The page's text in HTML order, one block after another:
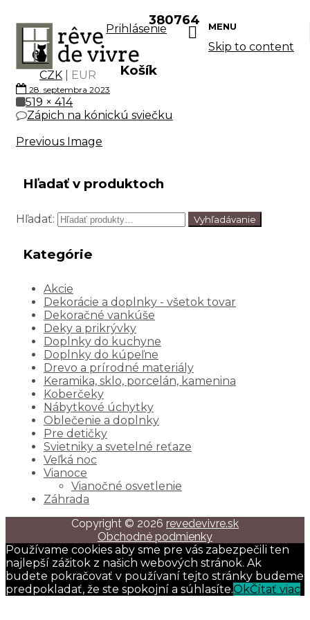
Prihlásenie
Košík
CZK EUR
MENU
Skip to content
380764
28. septembra 2023
519 × 414
Zápich na kónickú sviečku
Previous Image
Hľadať v produktoch
Hľadať: Vyhľadávanie
Kategórie
Akcie
Dekorácie a doplnky - všetok tovar
Dekoračné vankúše
Deky a prikrývky
Doplnky do kuchyne
Doplnky do kúpeľne
Drevo a prírodné materiály
Keramika, sklo, porcelán, kamenina
Koberčeky
Nábytkové úchytky
Oblečenie a doplnky
Pre detičky
Svietniky a svetelné reťaze
Veľká noc
Vianoce
Vianočné osvetlenie
Záhrada
Copyright © 2026 revedevivre.sk
Obchodné podmienky
Používame cookies aby sme pre vás zabezpečili ten
najlepší zážitok z našich webových stránok. Ak
budete pokračovať v používaní tejto stránky budeme
predpokladať, že ste spokojní a súhlasíte.OkČítať viac